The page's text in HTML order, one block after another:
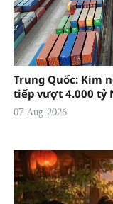
Trung Quốc: Kim
tiếp vượt 4.000 tỷ
07-Aug-2026